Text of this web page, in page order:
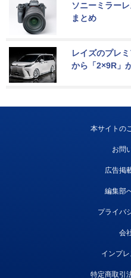
ソニーミラー
まとめ
レイズのプレ
から「2×9R」
本サイトの
お問
広告掲
編集部
プライバ
会
インプ
特定商取引